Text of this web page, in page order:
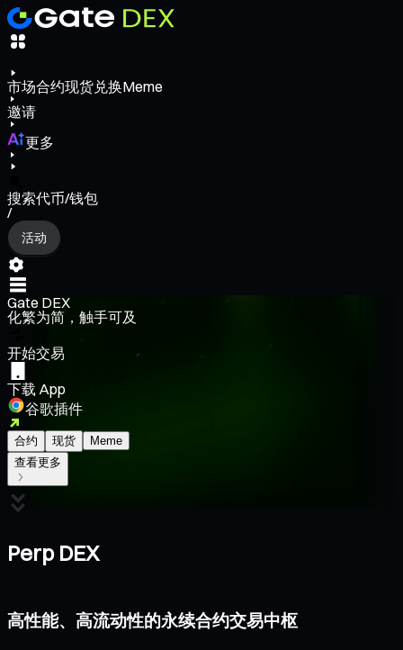
市场合约现货兑换Meme
邀请
更多
搜索代币/钱包
/
活动
Gate DEX
化繁为简，触手可及
开始交易
下载 App
谷歌插件
合约 现货
Meme
查看更多
Perp DEX
高性能、高流动性的永续合约交易中枢